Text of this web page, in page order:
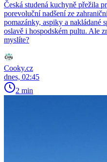
Česká studená kuchyně přežila
porevoluční nadšení ze
pomazánky, aspiky a nakládané
oslavě i hospodském pultu. Ale
myslíte?
Cooky.cz
dnes, 02:45
2 min